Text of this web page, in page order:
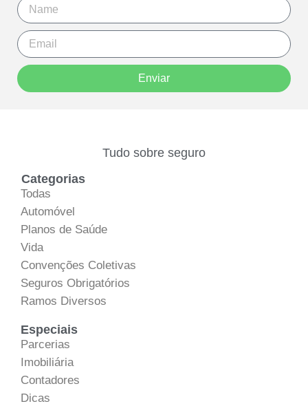
Enviar
Tudo sobre seguro
Categorias
Todas
Automóvel
Planos de Saúde
Vida
Convenções Coletivas
Seguros Obrigatórios
Ramos Diversos
Especiais
Parcerias
Imobiliária
Contadores
Dicas